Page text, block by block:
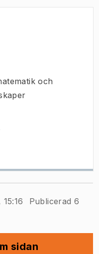
och
Publicerad 6
sidan